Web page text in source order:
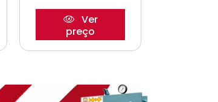
Ver
preço